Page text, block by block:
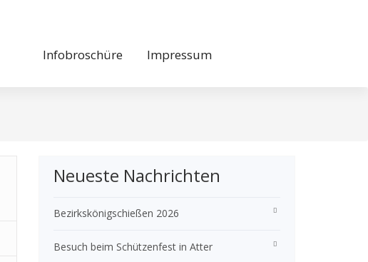
Infobroschüre Impressum
Neueste Nachrichten
Bezirkskönigschießen 2026
Besuch beim Schützenfest in Atter